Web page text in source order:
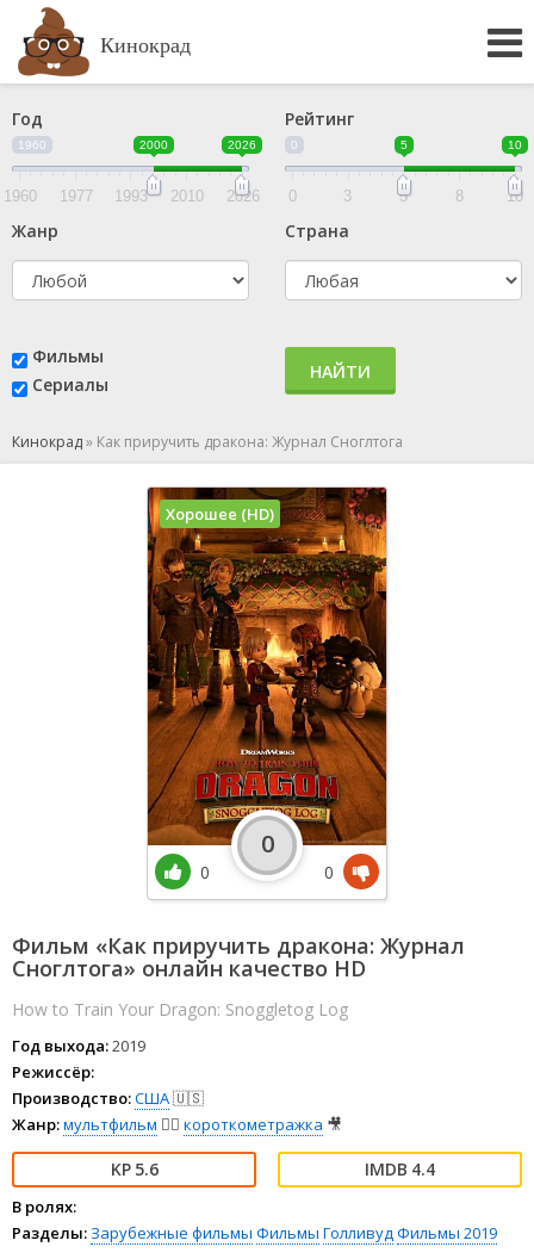
Кинокрад
Год
1960 2000 2026
1960 1977 1993 2010 2026
Рейтинг
0 5 10
0 3 5 8 10
Жанр Страна
Фильмы
Сериалы
НАЙТИ
Кинокрад» Как приручить дракона: Журнал Сноглтога
Фильм «Как приручить дракона: Журнал
Сноглтога» онлайн качество HD
How to Train Your Dragon: Snoggletog Log
Год выхода:2019
Режиссёр:
Производство:США🇺🇸
Жанр:мультфильм 🧚‍♀️ короткометражка 🎥
5.6 4.4
В ролях:
Разделы: Зарубежные фильмы Фильмы ГолливудФильмы 2019
Хорошее (HD)
0
0
0